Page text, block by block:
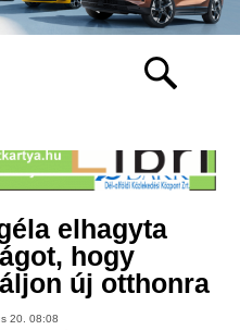
elhagyta
hogy
új otthonra
20. 08:08